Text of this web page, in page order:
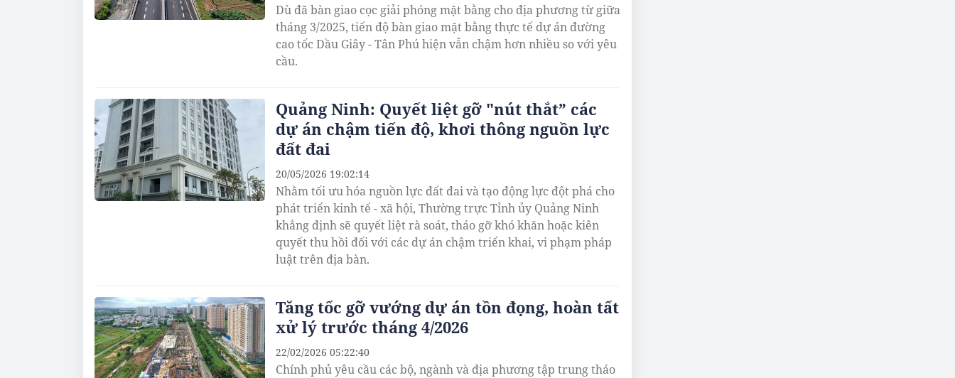
Dù đã bàn giao cọc giải phóng mặt bằng cho địa phương từ giữa
tháng 3/2025, tiến độ bàn giao mặt bằng thực tế dự án đường
cao tốc Dầu Giây - Tân Phú hiện vẫn chậm hơn nhiều so với yêu
cầu.
Quảng Ninh: Quyết liệt gỡ "nút thắt” các
dự án chậm tiến độ, khơi thông nguồn lực
đất đai
Nhằm tối ưu hóa nguồn lực đất đai và tạo động lực đột phá cho
phát triển kinh tế - xã hội, Thường trực Tỉnh ủy Quảng Ninh
khẳng định sẽ quyết liệt rà soát, tháo gỡ khó khăn hoặc kiên
quyết thu hồi đối với các dự án chậm triển khai, vi phạm pháp
luật trên địa bàn.
20/05/2026 19:02:14
Tăng tốc gỡ vướng dự án tồn đọng, hoàn tất
xử lý trước tháng 4/2026
Chính phủ yêu cầu các bộ, ngành và địa phương tập trung tháo
22/02/2026 05:22:40